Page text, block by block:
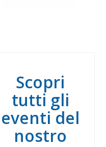
Scopri
tutti gli
eventi del
nostro